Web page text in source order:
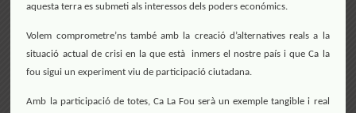
aquesta terra es submeti als interessos dels poders económics.
Volem comprometre’ns també amb la creació d’alternatives reals a la
situació actual de crisi en la que està inmers el nostre país i que Ca la
fou sigui un experiment viu de participació ciutadana.
Amb la participació de totes, Ca La Fou serà un exemple tangible i real